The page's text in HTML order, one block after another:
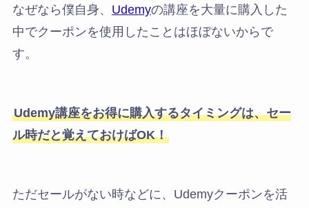
なぜなら僕自身、 Udemyの講座を大量に購入した
中でクーポンを使用したことはほぼないからで
す。
Udemy講座をお得に購入するタイミングは、セー
ル時だと覚えておけばOK！
ただセールがない時などに、Udemyクーポンを活